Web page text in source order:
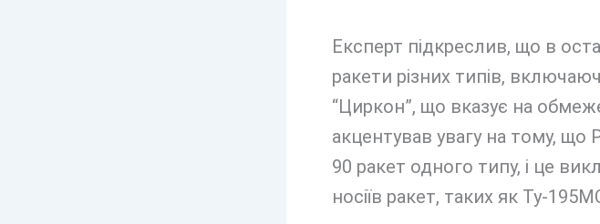
Експерт підкреслив, що в
ракети різних типів,
“Циркон”, що вказує на
акцентував увагу на тому, що
90 ракет одного типу, і це
носіїв ракет, таких як Ту-